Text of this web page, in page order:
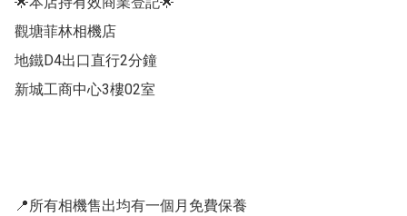
觀塘菲林相機店
地鐵D4出口直行2分鐘
新城工商中心3樓02室
📍所有相機售出均有一個月免費保養